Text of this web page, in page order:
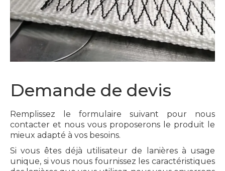
Demande de devis
Remplissez le formulaire suivant pour nous
contacter et nous vous proposerons le produit le
mieux adapté à vos besoins.
Si vous êtes déjà utilisateur de lanières à usage
unique, si vous nous fournissez les caractéristiques